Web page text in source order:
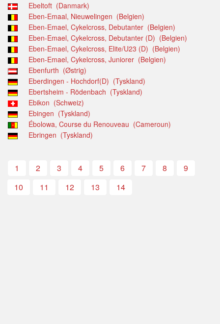
Ebeltoft (Danmark)
Eben-Emaal, Nieuwelingen (Belgien)
Eben-Emael, Cykelcross, Debutanter (Belgien)
Eben-Emael, Cykelcross, Debutanter (D) (Belgien)
Eben-Emael, Cykelcross, Elite/U23 (D) (Belgien)
Eben-Emael, Cykelcross, Juniorer (Belgien)
Ebenfurth (Østrig)
Eberdingen - Hochdorf(D) (Tyskland)
Ebertsheim - Rödenbach (Tyskland)
Ebikon (Schweiz)
Ebingen (Tyskland)
Ébolowa, Course du Renouveau (Cameroun)
Ebringen (Tyskland)
1 2 3 4 5 6 7 8
9
10
11 12 13 14